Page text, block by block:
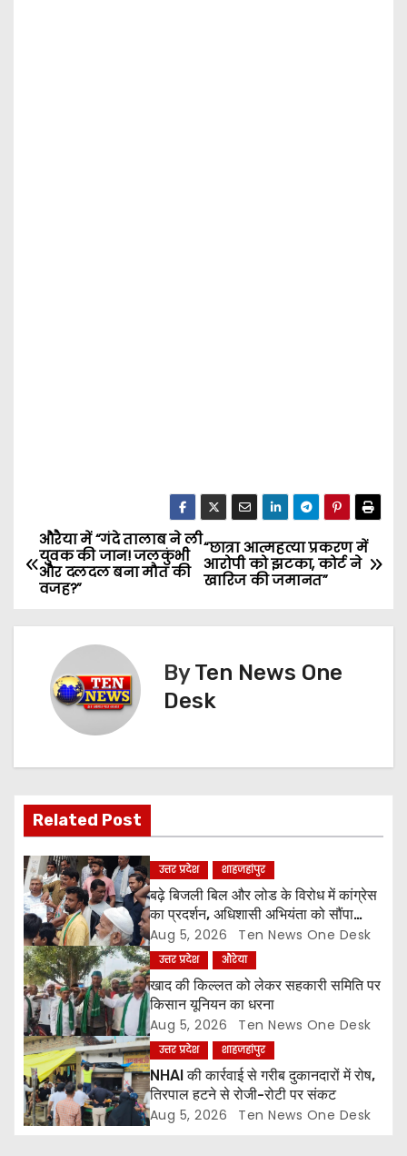
P
o
s
g
a
t
i
o
n
“छात्रा आत्महत्या प्रकरण में
आरोपी को झटका, कोर्ट ने
खारिज की जमानत”
औरैया में “गंदे तालाब ने ली
युवक की जान! जलकुंभी
और दलदल बना मौत की
वजह?”
ByTen News One
Desk
Related Post
उत्तर प्रदेश शाहजहांपुर
बढ़े बिजली बिल और लोड के विरोध में कांग्रेस
का प्रदर्शन, अधिशासी अभियंता को सौंपा
ज्ञापन
Aug 5, 2026 Ten News One Desk
उत्तर प्रदेश औरेया
खाद की किल्लत को लेकर सहकारी समिति पर
किसान यूनियन का धरना
Aug 5, 2026 Ten News One Desk
उत्तर प्रदेश शाहजहांपुर
NHAI की कार्रवाई से गरीब दुकानदारों में रोष,
तिरपाल हटने से रोजी-रोटी पर संकट
Aug 5, 2026 Ten News One Desk